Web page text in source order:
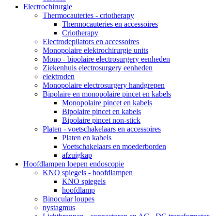
Electrochirurgie
Thermocauteries - criotherapy
Thermocauteries en accessoires
Criotherapy
Electrodepilators en accessoires
Monopolaire elektrochirurgie units
Mono - bipolaire electrosurgery eenheden
Ziekenhuis electrosurgery eenheden
elektroden
Monopolaire electrosurgery handgrepen
Bipolaire en monopolaire pincet en kabels
Monopolaire pincet en kabels
Bipolaire pincet en kabels
Bipolaire pincet non-stick
Platen - voetschakelaars en accessoires
Platen en kabels
Voetschakelaars en moederborden
afzuigkap
Hoofdlampen loepen endoscopie
KNO spiegels - hoofdlampen
KNO spiegels
hoofdlamp
Binocular loupes
nystagmus